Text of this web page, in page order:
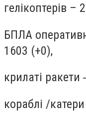
гелікоптерів –
БПЛА
1603 (+0),
крилаті ракети
кораблі /